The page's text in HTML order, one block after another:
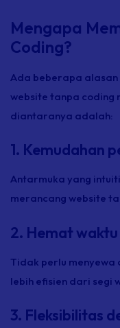
Mengapa
Coding?
Ada beberapa
website tanpa coding
diantaranya adalah:
1. Kemudahan
Antarmuka yang
merancang website
2. Hemat
Tidak perlu menyewa
lebih efisien dari segi
3. Fleksibilitas